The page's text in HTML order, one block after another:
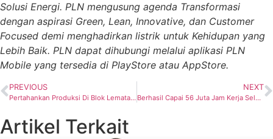
Solusi Energi. PLN mengusung agenda Transformasi
dengan aspirasi Green, Lean, Innovative, dan Customer
Focused demi menghadirkan listrik untuk Kehidupan yang
Lebih Baik. PLN dapat dihubungi melalui aplikasi PLN
Mobile yang tersedia di PlayStore atau AppStore.
PREVIOUS
Pertahankan Produksi Di Blok Lematang, SKK MIGAS dan Medco E&P Manfaatkan Aset Idle
NEXT
Berhasil Capai 56 Juta Jam Kerja Selamat, Regional Jawa Subholding Upstream Raih Penghargaan Dari ESDM
Artikel Terkait